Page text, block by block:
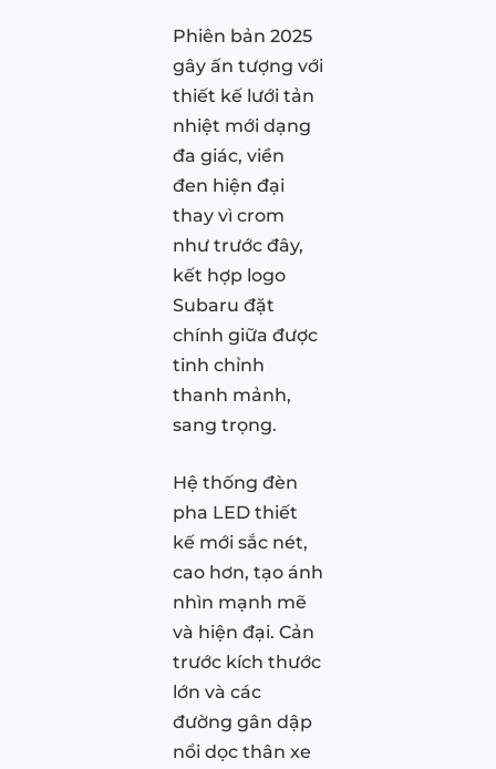
Phiên bản 2025
gây ấn tượng với
thiết kế lưới tản
nhiệt mới dạng
đa giác, viền
đen hiện đại
thay vì crom
như trước đây,
kết hợp logo
Subaru đặt
chính giữa được
tinh chỉnh
thanh mảnh,
sang trọng.
Hệ thống đèn
pha LED thiết
kế mới sắc nét,
cao hơn, tạo ánh
nhìn mạnh mẽ
và hiện đại. Cản
trước kích thước
lớn và các
đường gân dập
nổi dọc thân xe